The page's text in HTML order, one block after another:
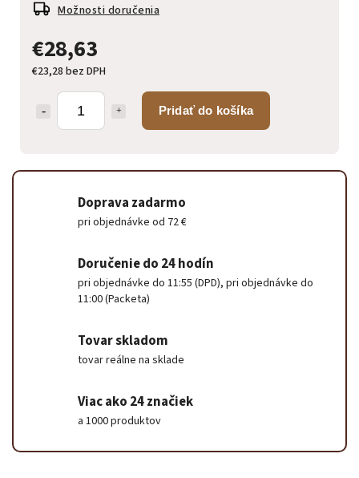
€28,63
€23,28 bez DPH
Pridať do košíka
Možnosti doručenia
Doprava zadarmo
pri objednávke od 72 €
Doručenie do 24 hodín
pri objednávke do 11:55 (DPD), pri objednávke do
11:00 (Packeta)
Tovar skladom
tovar reálne na sklade
Viac ako 24 značiek
a 1000 produktov